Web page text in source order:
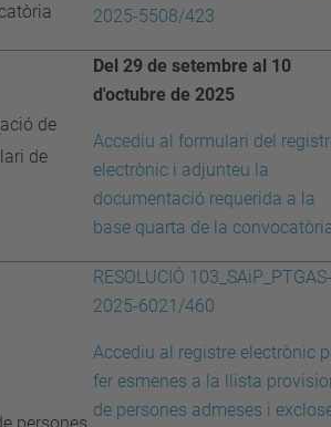
2025-5508/423
de
de
Del 29 de setembre al 10
d'octubre de 2025
Accediu al formulari del
electrònic i adjunteu la
documentació requerida a la
base quarta de la
RESOLUCIÓ 103_SAiP_PTGAS-
2025-6021/460
Accediu al registre electrònic
fer esmenes a la llista
de persones admeses i